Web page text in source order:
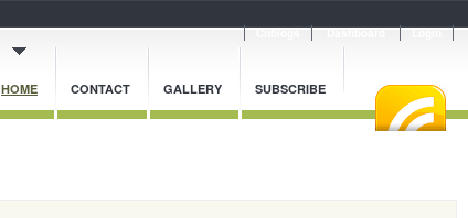
HOME CONTACT GALLERY SUBSCRIBE